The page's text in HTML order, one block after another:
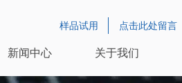
点击此处留言
样品试用
新闻中心 关于我们